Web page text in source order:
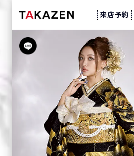
来店予約